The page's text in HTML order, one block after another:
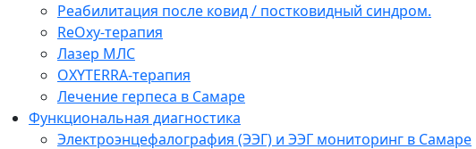
Реабилитация после ковид / постковидный синдром.
ReOxy-терапия
Лазер МЛС
OXYTERRA-терапия
Лечение герпеса в Самаре
Функциональная диагностика
Электроэнцефалография (ЭЭГ) и ЭЭГ мониторинг в Самаре